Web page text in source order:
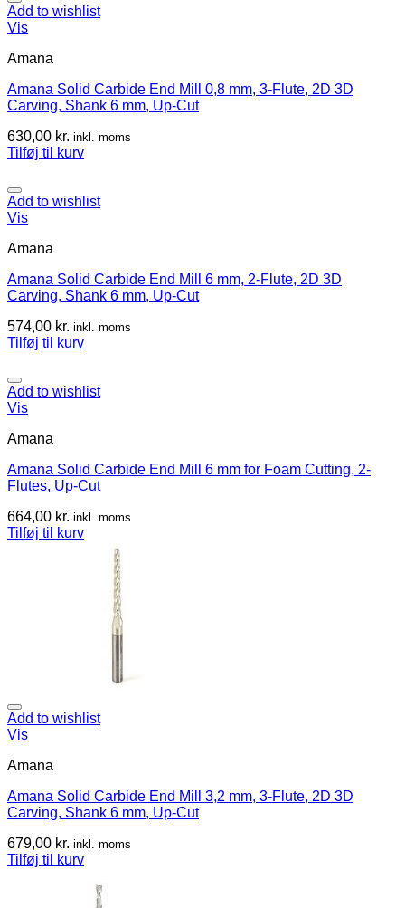
Add to wishlist
Vis
Amana
Amana Solid Carbide End Mill 0,8 mm, 3-Flute, 2D 3D
Carving, Shank 6 mm, Up-Cut
630,00 kr. inkl. moms
Tilføj til kurv
Add to wishlist
Vis
Amana
Amana Solid Carbide End Mill 6 mm, 2-Flute, 2D 3D
Carving, Shank 6 mm, Up-Cut
574,00 kr. inkl. moms
Tilføj til kurv
Add to wishlist
Vis
Amana
Amana Solid Carbide End Mill 6 mm for Foam Cutting, 2-
Flutes, Up-Cut
664,00 kr. inkl. moms
Tilføj til kurv
Add to wishlist
Vis
Amana
Amana Solid Carbide End Mill 3,2 mm, 3-Flute, 2D 3D
Carving, Shank 6 mm, Up-Cut
679,00 kr. inkl. moms
Tilføj til kurv